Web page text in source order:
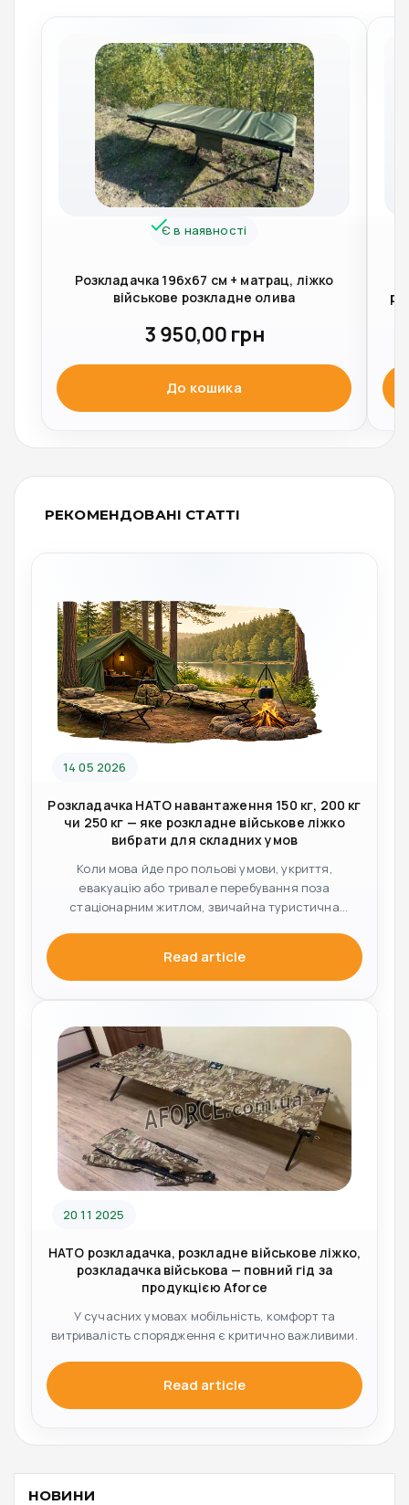
Є в наявності
Розкладачка 196x67 см + матрац, ліжко
військове розкладне олива
3 950,00 грн
До кошика
РЕКОМЕНДОВАНІ СТАТТІ
14 05 2026
Розкладачка НАТО навантаження 150 кг, 200 кг
чи 250 кг — яке розкладне військове ліжко
вибрати для складних умов
Коли мова йде про польові умови, укриття,
евакуацію або тривале перебування поза
стаціонарним житлом, звичайна туристична
Read article
20 11 2025
НАТО розкладачка, розкладне військове ліжко,
розкладачка військова — повний гід за
продукцією Aforce
У сучасних умовах мобільність, комфорт та
витривалість спорядження є критично важливими.
Read article
НОВИНИ